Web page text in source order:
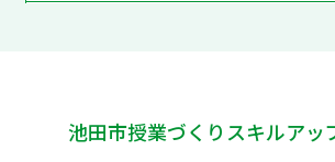
池田市授業づくりスキルアッ